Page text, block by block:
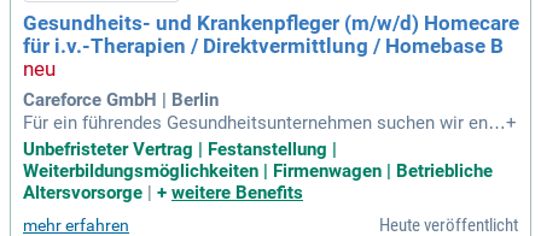
bildung und Engagement in der Patientenpflege. Bewerben S
ie sich jetzt und gestalten Sie die Zukunft der Intensivmedizi
n aktiv mit!
Gesundheits- und Krankenpfleger (m/w/d) Homecare
für i.v.-Therapien / Direktvermittlung / Homebase B
Careforce GmbH | Berlin
Für ein führendes Gesundheitsunternehmen suchen wir eng
agierte examinierte Pflegekräfte (m/w/d), die ihre Expertise
in der Betreuung von Menschen mit seltenen Erkrankungen
einbringen möchten. In dieser Position führst Du anspruchs
+
Unbefristeter Vertrag | Festanstellung |
Weiterbildungsmöglichkeiten | Firmenwagen | Betriebliche
Altersvorsorge
+ weitere Benefits
mehr erfahren Heute veröffentlicht